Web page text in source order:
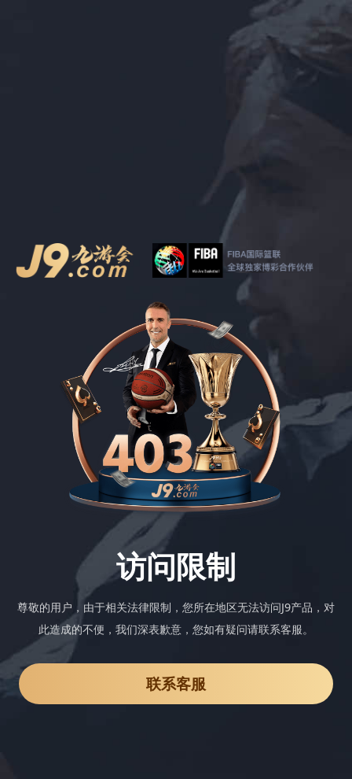
访问限制
尊敬的用户，由于相关法律限制，您所在地区无法访问J9产品，对
此造成的不便，我们深表歉意，您如有疑问请联系客服。
联系客服